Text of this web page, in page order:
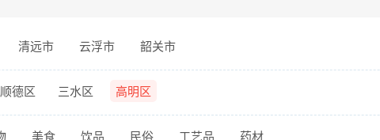
清远市 云浮市 韶关市
顺德区 三水区 高明区
美食 饮品 民俗 工艺品 药材